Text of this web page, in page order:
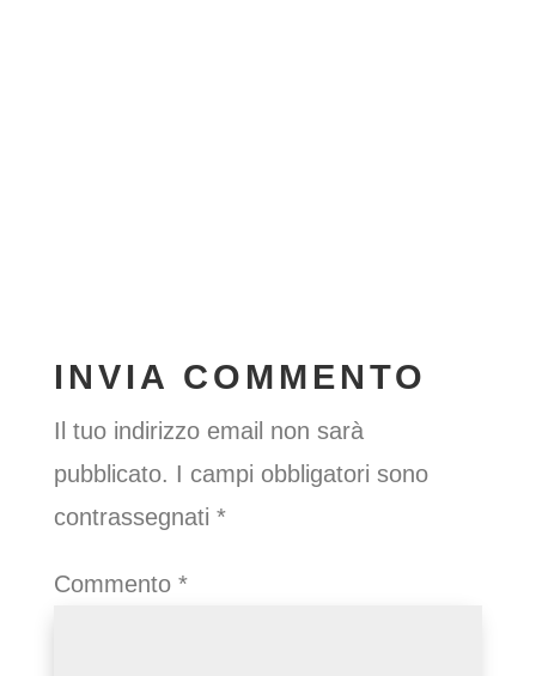
INVIA COMMENTO
Il tuo indirizzo email non sarà
pubblicato. I campi obbligatori sono
contrassegnati *
Commento *